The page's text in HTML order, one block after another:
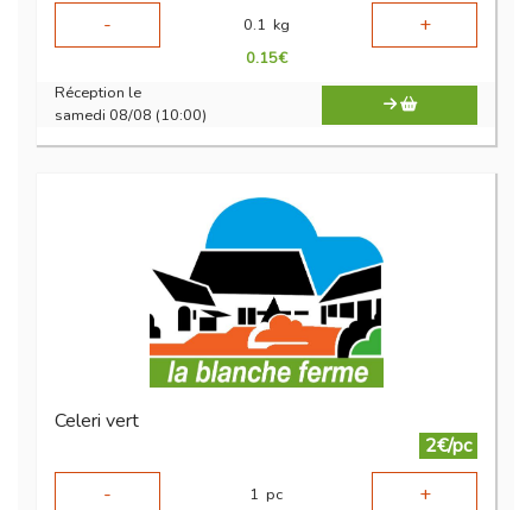
-
0.1 kg +
0.15€
Réception le
samedi 08/08 (10:00)
Celeri vert
2€/pc
-
1 pc +